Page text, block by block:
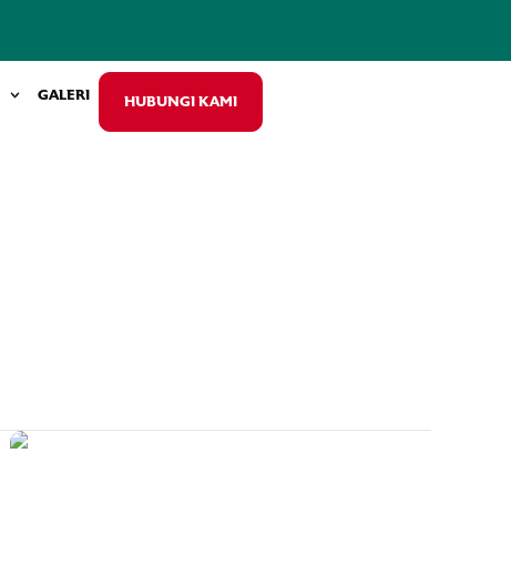
GALERI HUBUNGI KAMI